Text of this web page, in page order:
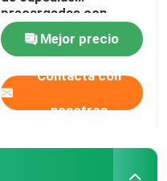
precargadas con
diseño magnético para
el máximo placer de
vapear
Mejor precio
Contacta con
nosotros